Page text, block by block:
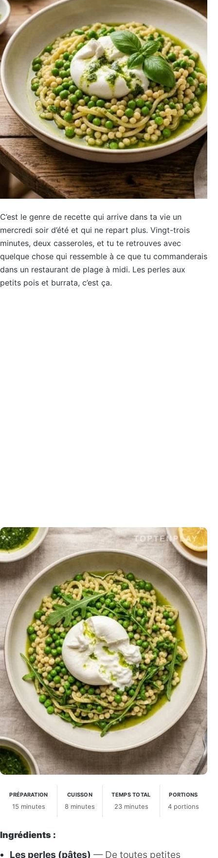
C’est le genre de recette qui arrive dans ta vie un
mercredi soir d’été et qui ne repart plus. Vingt-trois
minutes, deux casseroles, et tu te retrouves avec
quelque chose qui ressemble à ce que tu commanderais
dans un restaurant de plage à midi. Les perles aux
petits pois et burrata, c’est ça.
PRÉPARATION
15 minutes
CUISSON
8 minutes
TEMPS TOTAL
23 minutes
PORTIONS
4 portions
Ingrédients :
Les perles (pâtes) — De toutes petites